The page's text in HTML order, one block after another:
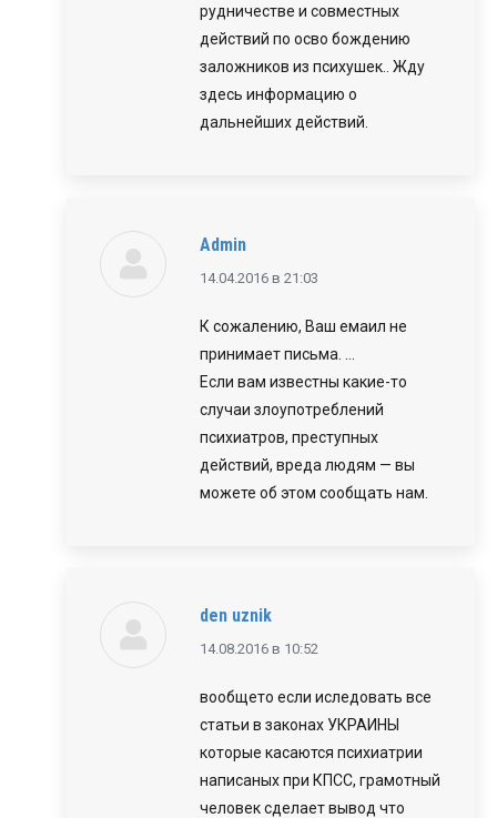
рудничестве и совместных
действий по осво бождению
заложников из психушек.. Жду
здесь информацию о
дальнейших действий.
Admin
говорит:
14.04.2016 в 21:03
К сожалению, Ваш емаил не
принимает письма. …
Если вам известны какие-то
случаи злоупотреблений
психиатров, преступных
действий, вреда людям — вы
можете об этом сообщать нам.
den uznik
говорит:
14.08.2016 в 10:52
вообщето если иследовать все
статьи в законах УКРАИНЫ
которые касаются психиатрии
написаных при КПСС, грамотный
человек сделает вывод что